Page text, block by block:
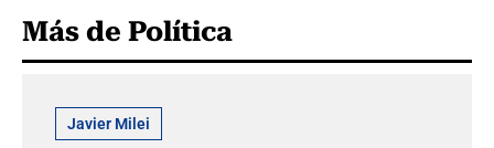
Más de Política
Javier Milei